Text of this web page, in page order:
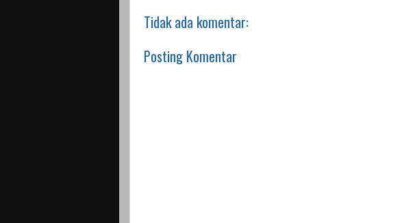
Tidak ada komentar:
Posting Komentar